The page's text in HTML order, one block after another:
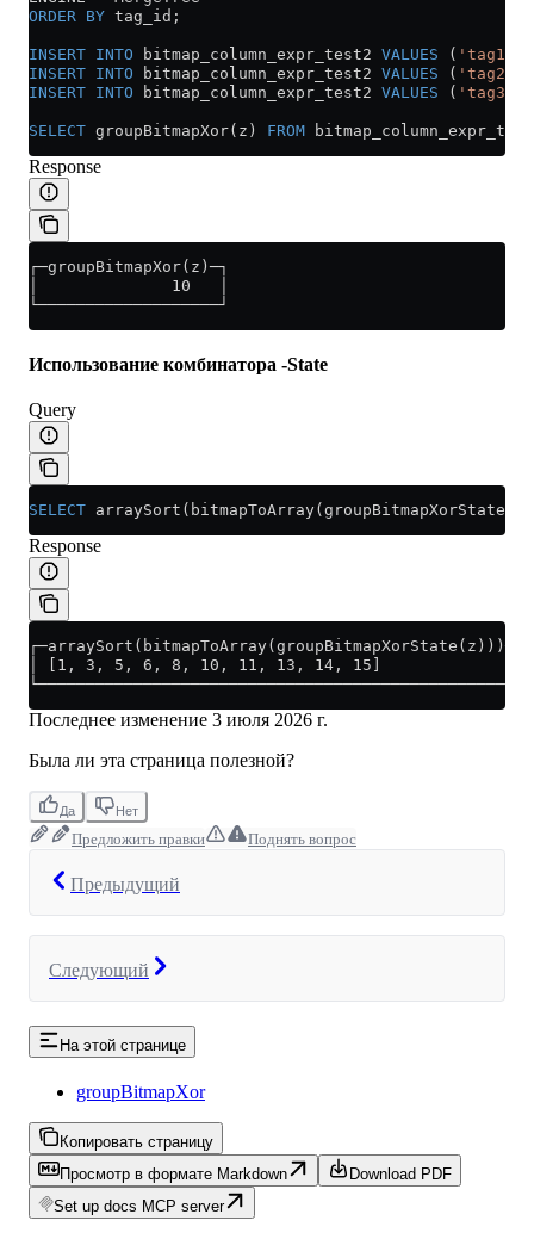
ORDER BY tag_id;
INSERT INTO bitmap_column_expr_test2 VALUES ( 'tag1'
INSERT INTO bitmap_column_expr_test2 VALUES ( 'tag2'
INSERT INTO bitmap_column_expr_test2 VALUES ( 'tag3'
SELECT groupBitmapXor(z) FROM
Response
┌─groupBitmapXor(z)─┐
│              10   │
└───────────────────┘
Использование комбинатора -State
Query
SELECT
Response
┌─arraySort(bitmapToArray(groupBitmapXorState(z)))─┐
│ [1, 3, 5, 6, 8, 10, 11, 13, 14, 15]              │
└──────────────────────────────────────────────────┘
Последнее изменение 3 июля 2026 г.
Была ли эта страница полезной?
Да Нет
Предложить правки Поднять вопрос
Предыдущий
Следующий
На этой странице
groupBitmapXor
Копировать страницу
Просмотр в формате Markdown
Download PDF
Set up docs MCP server